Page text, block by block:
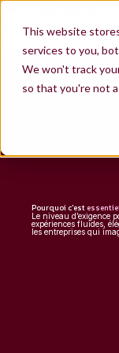
This website
services to you,
We won't track
so that you're not
De la vision à l’impact :
Derrière chaque grand
Pourquoi c'est
Le niveau d’exigence
expériences fluides,
les entreprises qui